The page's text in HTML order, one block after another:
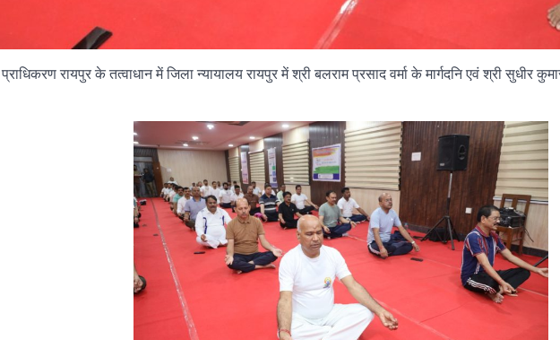
रायपुर के तत्वाधान में जिला न्यायालय रायपुर में श्री बलराम प्रसाद वर्मा के मार्गदनि एवं श्री सुधीर